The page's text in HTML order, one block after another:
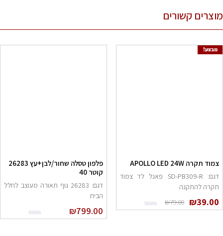
מוצרים קשורים
מבצע!
צמוד תקרה APOLLO LED 24W
דגם: SD-PB309-R פאנל לד צמוד
תקרה להתקנה
₪79.00 המחיר
המקורי
היה:
₪39.00 המחיר
הנוכחי
הוא:
פלפון טסלה שחור/לבן+עץ 26283
קוטר 40
דגם: 26283 גוף תאורה מעוצב לחלל
הבית
₪799.00